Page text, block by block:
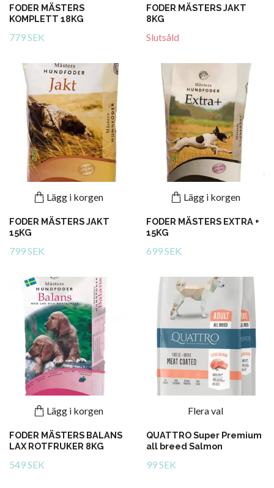
FODER MÄSTERS
KOMPLETT 18KG
779 SEK
FODER MÄSTERS JAKT
8KG
Slutsåld
Lägg i korgen
FODER MÄSTERS JAKT
15KG
799 SEK
Lägg i korgen
FODER MÄSTERS EXTRA +
15KG
699 SEK
Lägg i korgen
FODER MÄSTERS BALANS
LAX ROTFRUKER 8KG
549 SEK
Flera val
QUATTRO Super Premium
all breed Salmon
99 SEK